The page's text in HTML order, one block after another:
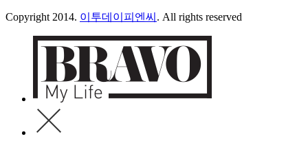
Copyright 2014. 이투데이피엔씨 . All rights reserved